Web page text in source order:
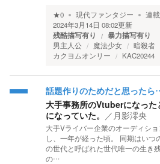
★0 現代ファンタジー 連
2024年3月14日 08:02更新
残酷描写有り 暴力描写有り
男主人公 魔法少女 暗殺者
カクヨムオンリー
KAC20244
話題作りのためだと思った
大手事務所のVtuberになっ
になっていた。 ／ 月影澪央
大手Vライバー企業のオーディシ
し、一年が経った頃。 同期はい
の世代と呼ばれた世代唯一の生き
の…